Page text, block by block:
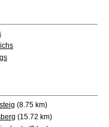
(8.75 km)
(15.72 km)